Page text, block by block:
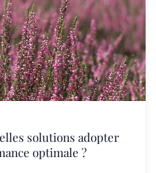
solutions adopter
optimale ?